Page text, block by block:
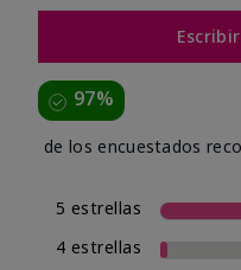
97%
de los encuestados
5 estrellas
4 estrellas